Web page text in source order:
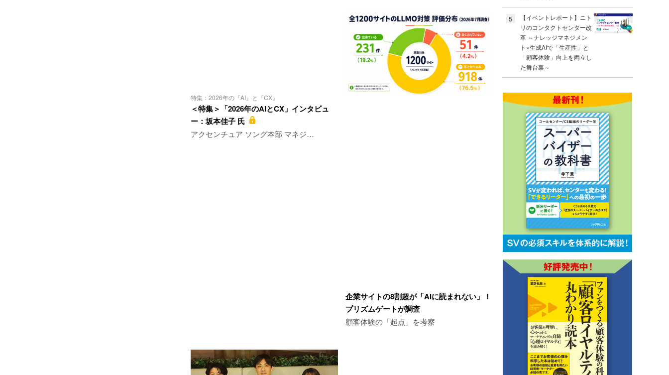
特集：2026年の『AI』と『CX』
＜特集＞「2026年のAIとCX」インタビュ
ー：坂本佳子 氏
アクセンチュア ソング本部 マネジ…
企業サイトの8割超が「AIに読まれない」！
プリズムゲートが調査
顧客体験の「起点」を考察
5
【イベントレポート】ニト
リのコンタクトセンター改
革 ～ナレッジマネジメン
ト×生成AIで「生産性」と
「顧客体験」向上を両立し
た舞台裏～